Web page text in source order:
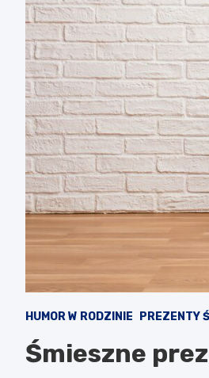
HUMOR W RODZINIE PREZENTY
Śmieszne